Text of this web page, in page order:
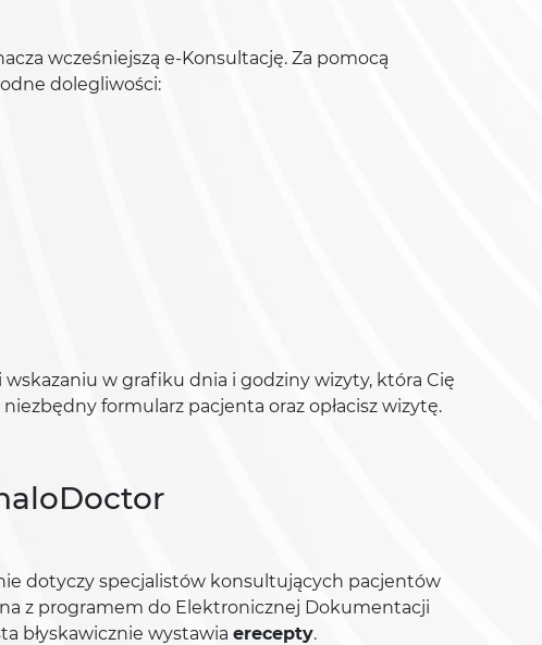
wcześniejszą e-Konsultację. Za pomocą
dolegliwości:
w grafiku dnia i godziny wizyty, która Cię
formularz pacjenta oraz opłacisz wizytę.
dotyczy specjalistów konsultujących pacjentów
z programem do Elektronicznej Dokumentacji
błyskawicznie wystawia erecepty.